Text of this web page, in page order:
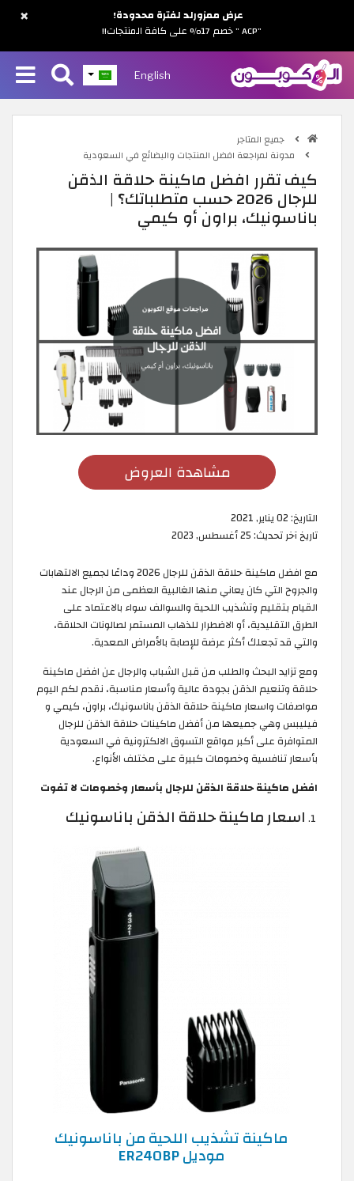
English
جميع المتاجر
مدونة لمراجعة افضل المنتجات والبضائع في السعودية
كيف تقرر افضل ماكينة حلاقة الذقن
للرجال 2026 حسب متطلباتك؟ |
باناسونيك، براون أو كيمي
مشاهدة العروض
التاريخ:02 يناير, 2021
تاريخ آخر تحديث:25 أغسطس, 2023
مع افضل ماكينة حلاقة الذقن للرجال 2026 وداعًا لجميع الالتهابات
والجروح التي كان يعاني منها الغالبية العظمى من الرجال عند
القيام بتقليم وتشذيب اللحية والسوالف سواء بالاعتماد على
الطرق التقليدية، أو الاضطرار للذهاب المستمر لصالونات الحلاقة،
والتي قد تجعلك أكثر عرضة للإصابة بالأمراض المعدية.
ومع تزايد البحث والطلب من قبل الشباب والرجال عن افضل ماكينة
حلاقة وتنعيم الذقن بجودة عالية وأسعار مناسبة، نقدم لكم اليوم
مواصفات واسعار ماكينة حلاقة الذقن باناسونيك، براون، كيمي و
فيليبس وهي جميعها من أفضل ماكينات حلاقة الذقن للرجال
المتوافرة على أكبر مواقع التسوق الالكترونية في السعودية
بأسعار تنافسية وخصومات كبيرة على مختلف الأنواع.
افضل ماكينة حلاقة الذقن للرجال بأسعار وخصومات لا تفوت
اسعار ماكينة حلاقة الذقن باناسونيك
ماكينة تشذيب اللحية من باناسونيك
موديل ER240BP
×
عرض ممزورلد لفترة محدودة!
"ACP " خصم 17% على كافة المنتجات!!